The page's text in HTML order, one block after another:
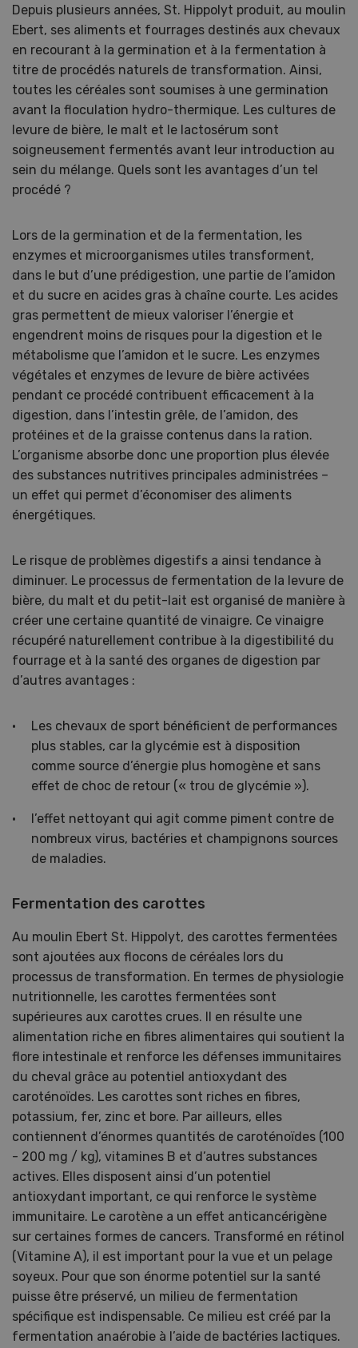
Depuis plusieurs années, St. Hippolyt produit, au moulin
Ebert, ses aliments et fourrages destinés aux chevaux
en recourant à la germination et à la fermentation à
titre de procédés naturels de transformation. Ainsi,
toutes les céréales sont soumises à une germination
avant la floculation hydro-thermique. Les cultures de
levure de bière, le malt et le lactosérum sont
soigneusement fermentés avant leur introduction au
sein du mélange. Quels sont les avantages d’un tel
procédé ?
Lors de la germination et de la fermentation, les
enzymes et microorganismes utiles transforment,
dans le but d’une prédigestion, une partie de l’amidon
et du sucre en acides gras à chaîne courte. Les acides
gras permettent de mieux valoriser l’énergie et
engendrent moins de risques pour la digestion et le
métabolisme que l’amidon et le sucre. Les enzymes
végétales et enzymes de levure de bière activées
pendant ce procédé contribuent efficacement à la
digestion, dans l’intestin grêle, de l’amidon, des
protéines et de la graisse contenus dans la ration.
L’organisme absorbe donc une proportion plus élevée
des substances nutritives principales administrées –
un effet qui permet d’économiser des aliments
énergétiques.
Le risque de problèmes digestifs a ainsi tendance à
diminuer. Le processus de fermentation de la levure de
bière, du malt et du petit-lait est organisé de manière à
créer une certaine quantité de vinaigre. Ce vinaigre
récupéré naturellement contribue à la digestibilité du
fourrage et à la santé des organes de digestion par
d’autres avantages :
Les chevaux de sport bénéficient de performances
plus stables, car la glycémie est à disposition
comme source d’énergie plus homogène et sans
effet de choc de retour (« trou de glycémie »).
l’effet nettoyant qui agit comme piment contre de
nombreux virus, bactéries et champignons sources
de maladies.
Fermentation des carottes
Au moulin Ebert St. Hippolyt, des carottes fermentées
sont ajoutées aux flocons de céréales lors du
processus de transformation. En termes de physiologie
nutritionnelle, les carottes fermentées sont
supérieures aux carottes crues. Il en résulte une
alimentation riche en fibres alimentaires qui soutient la
flore intestinale et renforce les défenses immunitaires
du cheval grâce au potentiel antioxydant des
caroténoïdes. Les carottes sont riches en fibres,
potassium, fer, zinc et bore. Par ailleurs, elles
contiennent d’énormes quantités de caroténoïdes (100
- 200 mg / kg), vitamines B et d’autres substances
actives. Elles disposent ainsi d’un potentiel
antioxydant important, ce qui renforce le système
immunitaire. Le carotène a un effet anticancérigène
sur certaines formes de cancers. Transformé en rétinol
(Vitamine A), il est important pour la vue et un pelage
soyeux. Pour que son énorme potentiel sur la santé
puisse être préservé, un milieu de fermentation
spécifique est indispensable. Ce milieu est créé par la
fermentation anaérobie à l’aide de bactéries lactiques.